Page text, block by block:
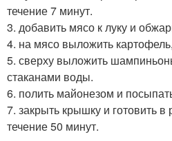
течение 7 минут.
3. добавить мясо к луку и
4. на мясо выложить
5. сверху выложить
стаканами воды.
6. полить майонезом и
7. закрыть крышку и готовить
течение 50 минут.